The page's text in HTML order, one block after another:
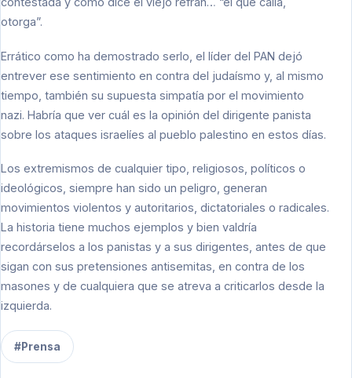
otorga”.
Errático como ha demostrado serlo, el líder del PAN dejó
entrever ese sentimiento en contra del judaísmo y, al mismo
tiempo, también su supuesta simpatía por el movimiento
nazi. Habría que ver cuál es la opinión del dirigente panista
sobre los ataques israelíes al pueblo palestino en estos días.
Los extremismos de cualquier tipo, religiosos, políticos o
ideológicos, siempre han sido un peligro, generan
movimientos violentos y autoritarios, dictatoriales o radicales.
La historia tiene muchos ejemplos y bien valdría
recordárselos a los panistas y a sus dirigentes, antes de que
sigan con sus pretensiones antisemitas, en contra de los
masones y de cualquiera que se atreva a criticarlos desde la
izquierda.
#Prensa